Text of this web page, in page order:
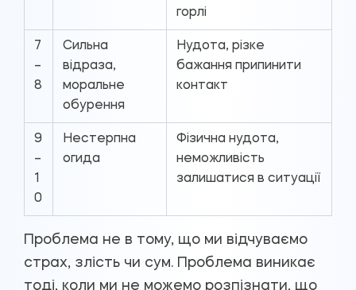
горлі
7
–
8
Сильна
відраза,
моральне
обурення
Нудота, різке
бажання припинити
контакт
9
–
1
0
Нестерпна
огида
Фізична нудота,
неможливість
залишатися в ситуації
Проблема не в тому, що ми відчуваємо
страх, злість чи сум. Проблема виникає
тоді, коли ми не можемо розпізнати, що